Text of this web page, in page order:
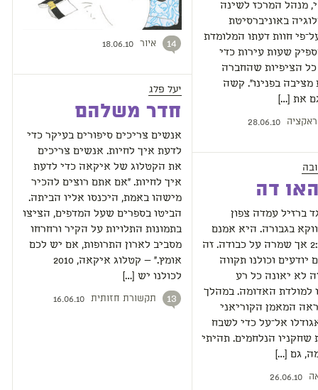
מנהל המרכז לשינה
באוניברסיטת
חוות דעתו המלומדת
שעות עירות כדי
הציפיות שהחברה
בפנינו". קשה
את […]
28.06.10
דה
ברזיל עמדה צפון
בגבורה. היא אמנם
הפסידה 2:1 אך שמרה על כבודה. זה
וכולנו תקווה
לא יאונה כל רע
למולדת האדומה. במהלך
המאמן הקוריאני
אל־על כדי לשבח
שחקניו הנלחמים. תהיתי
גם […]
26.06.10
14 איור 18.06.10
יעל פלג
חדר משלהם
אנשים צריכים סיפורים בעיקר כדי
לדעת איך לחיות. אנשים צריכים
את הקטלוג של איקאה כדי לדעת
איך לחיות. "אם אתם רוצים להכיר
מישהו באמת, היכנסו אליו הביתה.
הביטו בספרים שעל המדפים, הציצו
בתמונות התלויות על הקיר ורחרחו
מסביב לארון התרופות, אם יש לכם
אומץ." — קטלוג איקאה, 2010
לכולנו יש […]
13 תקשורת חזותית 16.06.10